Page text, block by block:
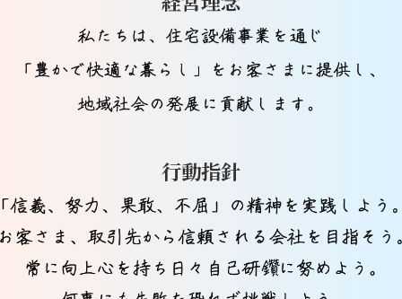
行動指針